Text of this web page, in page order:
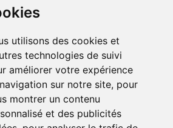
utilisons des cookies et
technologies de suivi
améliorer votre expérience
sur notre site, pour
montrer un contenu
et des publicités
réseaux sociaux